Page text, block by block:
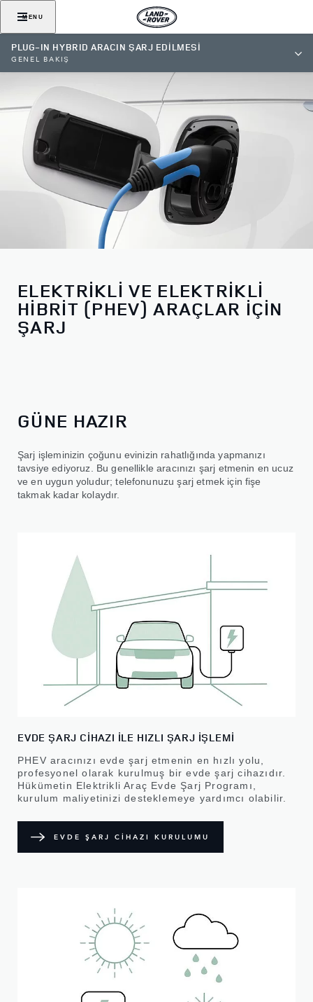
MENU
PLUG-IN HYBRID ARACIN ŞARJ EDİLMESİ
GENEL BAKIŞ
ELEKTRİKLİ VE ELEKTRİKLİ
HİBRİT (PHEV) ARAÇLAR İÇİN
ŞARJ
GÜNE HAZIR
Şarj işleminizin çoğunu evinizin rahatlığında yapmanızı
tavsiye ediyoruz. Bu genellikle aracınızı şarj etmenin en ucuz
ve en uygun yoludur; telefonunuzu şarj etmek için fişe
takmak kadar kolaydır.
EVDE ŞARJ CİHAZI İLE HIZLI ŞARJ İŞLEMİ
PHEV aracınızı evde şarj etmenin en hızlı yolu,
profesyonel olarak kurulmuş bir evde şarj cihazıdır.
Hükümetin Elektrikli Araç Evde Şarj Programı,
kurulum maliyetinizi desteklemeye yardımcı olabilir.
EVDE ŞARJ CİHAZI KURULUMU